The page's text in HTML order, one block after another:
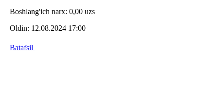
Boshlang'ich narx: 0,00 uzs
Oldin: 12.08.2024 17:00
Batafsil